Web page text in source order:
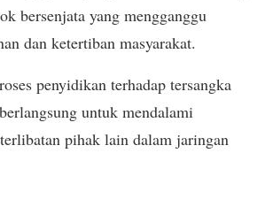
bersenjata yang mengganggu
dan ketertiban masyarakat.
penyidikan terhadap tersangka
untuk mendalami
pihak lain dalam jaringan